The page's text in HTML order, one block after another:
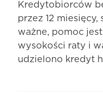
Kredytobiorców
przez 12 miesięcy,
ważne, pomoc
wysokości raty i
udzielono kredyt